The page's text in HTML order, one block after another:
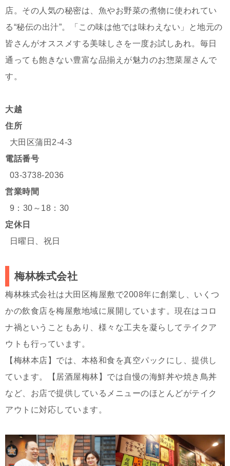
店。その人気の秘密は、魚やお野菜の煮物に使われてい
る“秘伝の出汁”。「この味は他では味わえない」と地元の
皆さんがオススメする美味しさを一度お試しあれ。毎日
通っても飽きない豊富な品揃えが魅力のお惣菜屋さんで
す。
大越
住所
大田区蒲田2-4-3
電話番号
03-3738-2036
営業時間
9：30～18：30
定休日
日曜日、祝日
梅林株式会社
梅林株式会社は大田区梅屋敷で2008年に創業し、いくつ
かの飲食店を梅屋敷地域に展開しています。現在はコロ
ナ禍ということもあり、様々な工夫を凝らしてテイクア
ウトも行っています。
【梅林本店】では、本格和食を真空パックにし、提供し
ています。【居酒屋梅林】では自慢の海鮮丼や焼き鳥丼
など、お店で提供しているメニューのほとんどがテイク
アウトに対応しています。